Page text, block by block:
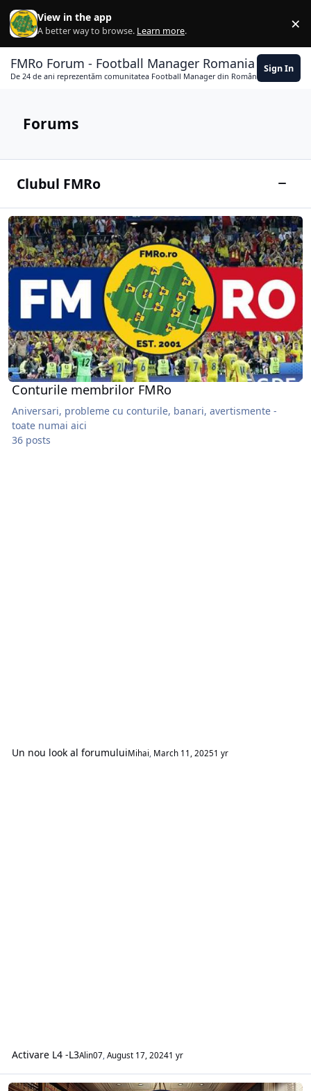
Skip to content
View in the app
A better way to browse. Learn more. ×
FMRo Forum - Football Manager Romania
De 24 de ani reprezentăm comunitatea Football Manager din România
Sign In
Forums
Clubul FMRo
Conturile membrilor FMRo
Conturile membrilor FMRo
Aniversari, probleme cu conturile, banari, avertismente -
toate numai aici
36 posts
Un nou look al forumuluiMihai March 11, 20251 yr
Activare L4 -L3Alin07, August 17, 20241 yr
Comitetul Executiv al FMRo